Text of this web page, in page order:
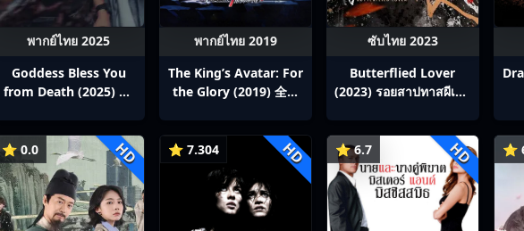
พากย์ไทย 2025
Goddess Bless You
from Death (2025) สิง
พากย์ไทย 2019
The King’s Avatar: For
the Glory (2019) 全职
ซับไทย 2023
Butterflied Lover
(2023) รอยสาปทาสผีเสื้อ
⭐ 0.0 HD ⭐ 7.304 HD ⭐ 6.7 HD ⭐